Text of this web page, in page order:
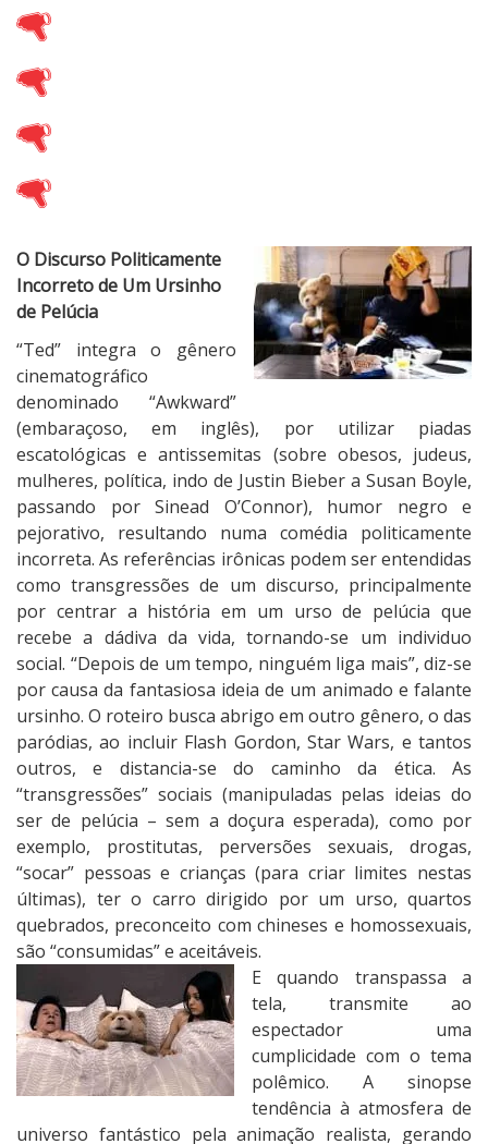
O Discurso Politicamente
Incorreto de Um Ursinho
de Pelúcia
“Ted” integra o gênero
cinematográfico
denominado “Awkward”
(embaraçoso, em inglês), por utilizar piadas
escatológicas e antissemitas (sobre obesos, judeus,
mulheres, política, indo de Justin Bieber a Susan Boyle,
passando por Sinead O’Connor), humor negro e
pejorativo, resultando numa comédia politicamente
incorreta. As referências irônicas podem ser entendidas
como transgressões de um discurso, principalmente
por centrar a história em um urso de pelúcia que
recebe a dádiva da vida, tornando-se um individuo
social. “Depois de um tempo, ninguém liga mais”, diz-se
por causa da fantasiosa ideia de um animado e falante
ursinho. O roteiro busca abrigo em outro gênero, o das
paródias, ao incluir Flash Gordon, Star Wars, e tantos
outros, e distancia-se do caminho da ética. As
“transgressões” sociais (manipuladas pelas ideias do
ser de pelúcia – sem a doçura esperada), como por
exemplo, prostitutas, perversões sexuais, drogas,
“socar” pessoas e crianças (para criar limites nestas
últimas), ter o carro dirigido por um urso, quartos
quebrados, preconceito com chineses e homossexuais,
são “consumidas” e aceitáveis.
E quando transpassa a
tela, transmite ao
espectador uma
cumplicidade com o tema
polêmico. A sinopse
tendência à atmosfera de
universo fantástico pela animação realista, gerando